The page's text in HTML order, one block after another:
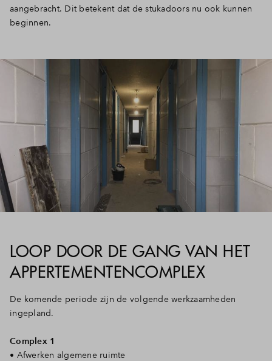
aangebracht. Dit betekent dat de stukadoors nu ook kunnen
beginnen.
LOOP DOOR DE GANG VAN HET
APPERTEMENTENCOMPLEX
De komende periode zijn de volgende werkzaamheden
ingepland.
Complex 1
• Afwerken algemene ruimte